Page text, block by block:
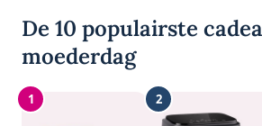
De 10 populairste
moederdag
1 2